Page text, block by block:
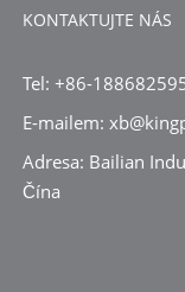
KONTAKTUJTE NÁS
Tel: +86-
E-mailem:
Adresa: Bailian
Čína